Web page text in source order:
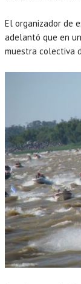
El organizador de
adelantó que en
muestra colectiva